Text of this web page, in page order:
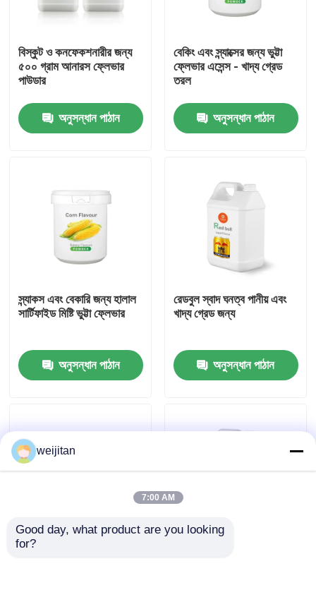
আমাদের সম্পর্কে
কারখানা ভ্রমণ
যোগাযোগ করুন
স্বাদযুক্ত স্বাদ
বিস্কুট ও কনফেকশনারীর জন্য
৫০০ গ্রাম আনারস ফ্লেভার
পাউডার
অনুসন্ধান পাঠান
বেকিং এবং স্ন্যাক্সের জন্য ভুট্টা
ফ্লেভার এসেন্স - খাদ্য গ্রেড
তরল
অনুসন্ধান পাঠান
স্ন্যাকস এবং বেকারি জন্য হালাল
সার্টিফাইড মিষ্টি ভুট্টা ফ্লেভার
অনুসন্ধান পাঠান
রেডবুল স্বাদ ঘনত্ব পানীয় এবং
খাদ্য গ্রেড জন্য
অনুসন্ধান পাঠান
খাবার গ্রেডের মিষ্টি ভুট্টার
weijitan
7:00 AM
Good day, what product are you looking
for?